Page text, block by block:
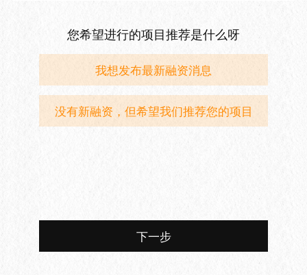
您希望进行的项目推荐是什么呀
我想发布最新融资消息
没有新融资，但希望我们推荐您的项目
下一步